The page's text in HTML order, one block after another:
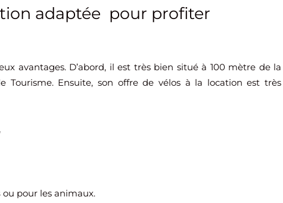
adaptée pour profiter
avantages. D’abord, il est très bien situé à 100 mètre de la
Tourisme. Ensuite, son offre de vélos à la location est très
ou pour les animaux.